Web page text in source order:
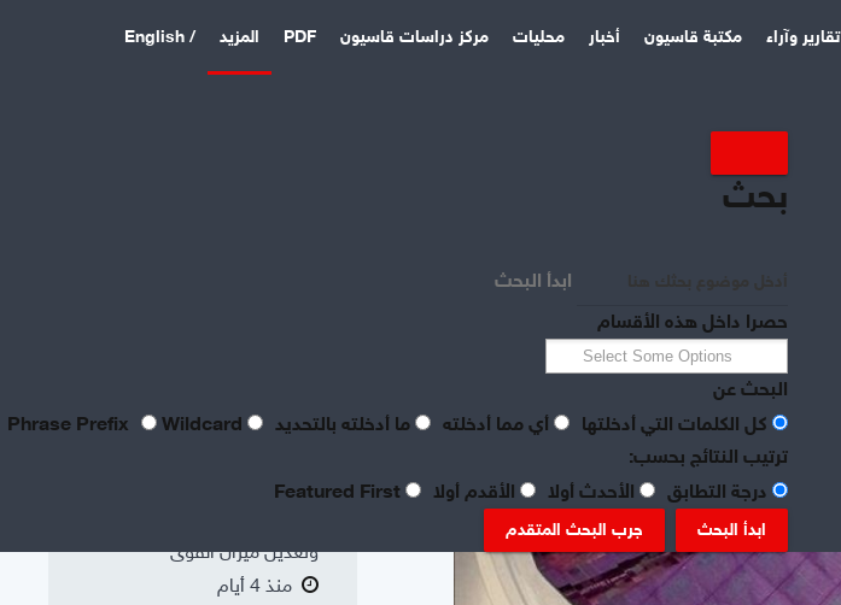
تقارير وآراء مكتبة قاسيون أخبار محليات مركز دراسات قاسيون PDF المزيد / English
بحث
ابدأ البحث
حصرا داخل هذه الأقسام
البحث عن
كل الكلمات التي أدخلتها
أي مما أدخلته ما أدخلته بالتحديد
Wildcard
ترتيب النتائج بحسب:
درجة التطابق
الأحدث أولا الأقدم أولا
ابدأ البحث جرب البحث المتقدم
واقع الصناعة النسيجية
السورية: «عن جد نزعتا»
تنظيم العمال: ضرورة
وتعديل ميزان القوى
منذ 4 أيام